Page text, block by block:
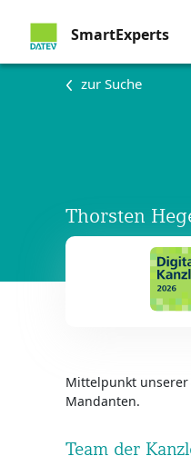
SmartExperts
zur Suche
Thorsten
Mittelpunkt
Mandanten.
Team der